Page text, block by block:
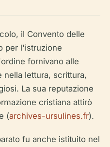
il Convento delle
per l'istruzione
fornivano alle
nella lettura, scrittura,
La sua reputazione
cristiana attirò
(archives-ursulines.fr).
fu anche istituito nel